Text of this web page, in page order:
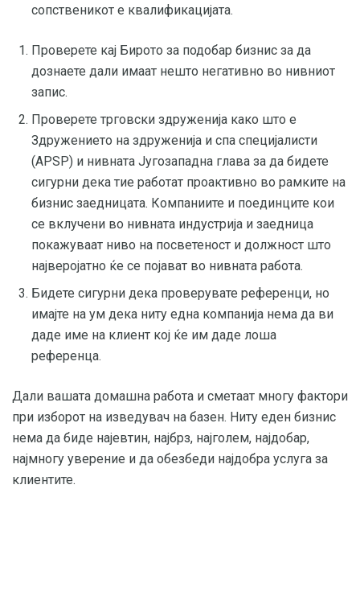
сопственикот е квалификацијата.
Проверете кај Бирото за подобар бизнис за да
дознаете дали имаат нешто негативно во нивниот
запис.
Проверете трговски здруженија како што е
Здружението на здруженија и спа специјалисти
(APSP) и нивната Југозападна глава за да бидете
сигурни дека тие работат проактивно во рамките на
бизнис заедницата. Компаниите и поединците кои
се вклучени во нивната индустрија и заедница
покажуваат ниво на посветеност и должност што
најверојатно ќе се појават во нивната работа.
Бидете сигурни дека проверувате референци, но
имајте на ум дека ниту една компанија нема да ви
даде име на клиент кој ќе им даде лоша
референца.
Дали вашата домашна работа и сметаат многу фактори
при изборот на изведувач на базен. Ниту еден бизнис
нема да биде најевтин, најбрз, најголем, најдобар,
најмногу уверение и да обезбеди најдобра услуга за
клиентите.